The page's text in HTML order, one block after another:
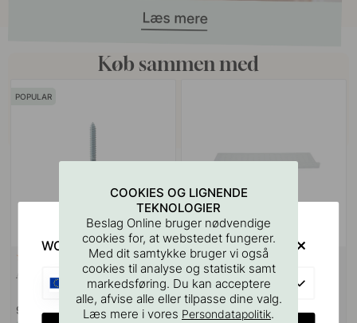
Køb sammen med
POPULAR
VÆGBESLAG
Ansatsskrue M4x50mm 1stk
9 kr
127
Boreskabelonen til Greb &
Knopper
55 kr
COOKIES OG LIGNENDE
TEKNOLOGIER
Beslag Online bruger nødvendige
cookies for, at webstedet fungerer.
Med dit samtykke bruger vi også
cookies til analyse og statistik samt
markedsføring. Du kan acceptere
alle, afvise alle eller tilpasse dine valg.
Læs mere i vores Persondatapolitik.
WOULD YOU RATHER VISIT?
EU